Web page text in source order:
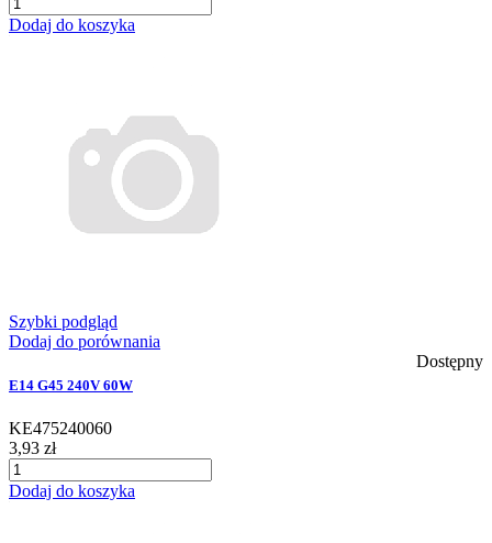
Dodaj do koszyka
Szybki podgląd
Dodaj do porównania
Dostępny
E14 G45 240V 60W
KE475240060
3,93 zł
Dodaj do koszyka